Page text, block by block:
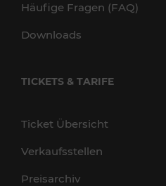
Häufige Fragen (FAQ)
Downloads
TICKETS & TARIFE
Ticket Übersicht
Verkaufsstellen
Preisarchiv